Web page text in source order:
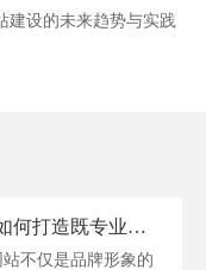
建设的未来趋势与实践
大公司网站建设趋势：如何打造既专业又具创新力的企业门户
不仅是品牌形象的